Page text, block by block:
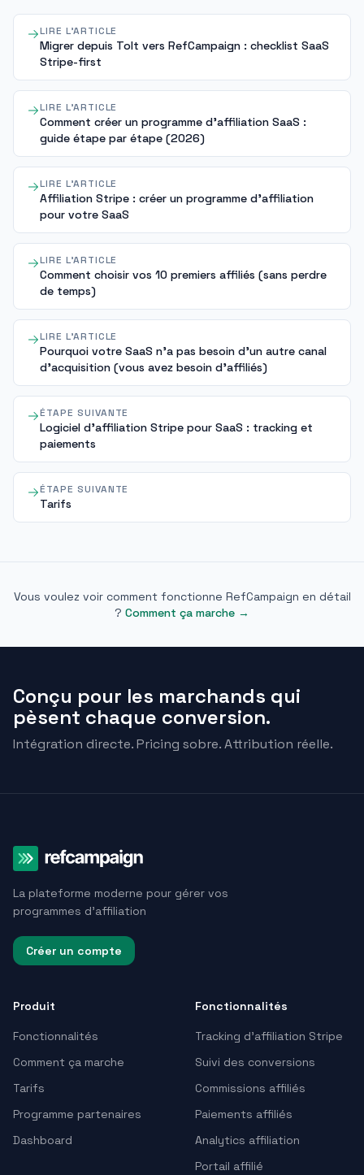
LIRE L'ARTICLE
Migrer depuis Tolt vers RefCampaign : checklist SaaS
Stripe-first
LIRE L'ARTICLE
Comment créer un programme d'affiliation SaaS :
guide étape par étape (2026)
LIRE L'ARTICLE
Affiliation Stripe : créer un programme d'affiliation
pour votre SaaS
LIRE L'ARTICLE
Comment choisir vos 10 premiers affiliés (sans perdre
de temps)
LIRE L'ARTICLE
Pourquoi votre SaaS n'a pas besoin d'un autre canal
d'acquisition (vous avez besoin d'affiliés)
ÉTAPE SUIVANTE
Logiciel d'affiliation Stripe pour SaaS : tracking et
paiements
ÉTAPE SUIVANTE
Tarifs
Vous voulez voir comment fonctionne RefCampaign en détail
? Comment ça marche →
Conçu pour les marchands qui
pèsent chaque conversion.
Intégration directe. Pricing sobre. Attribution réelle.
La plateforme moderne pour gérer vos
programmes d'affiliation
Créer un compte
Produit
Fonctionnalités
Comment ça marche
Tarifs
Programme partenaires
Dashboard
Fonctionnalités
Tracking d’affiliation Stripe
Suivi des conversions
Commissions affiliés
Paiements affiliés
Analytics affiliation
Portail affilié